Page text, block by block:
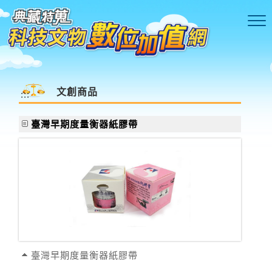
跳到主要內容區塊
::: 文創商品
臺灣早期度量衡器紙膠帶
臺灣早期度量衡器紙膠帶